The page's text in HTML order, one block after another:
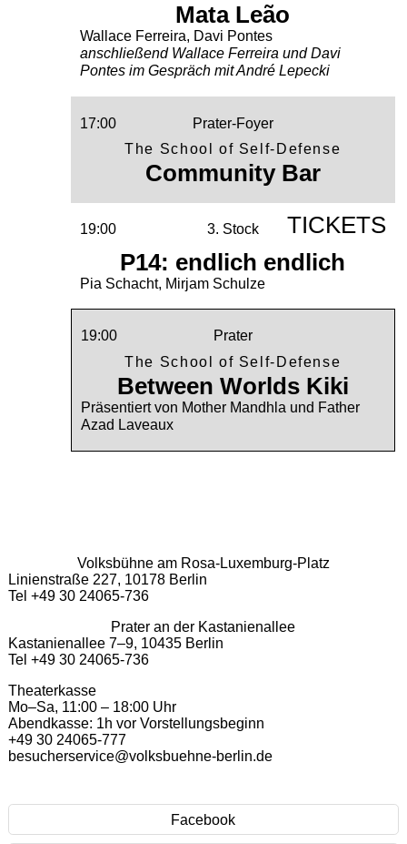
Mata Leão
Wallace Ferreira, Davi Pontes
anschließend Wallace Ferreira und Davi
Pontes im Gespräch mit André Lepecki
17:00
Prater-Foyer
The School of Self-Defense
Community Bar
19:00 3. Stock
P14: endlich endlich
Pia Schacht, Mirjam Schulze
TICKETS
19:00
Prater
The School of Self-Defense
Between Worlds Kiki
Präsentiert von Mother Mandhla und Father
Azad Laveaux
Volksbühne am Rosa-Luxemburg-Platz
Linienstraße 227, 10178 Berlin
Tel +49 30 24065-736
Prater an der Kastanienallee
Kastanienallee 7–9, 10435 Berlin
Tel +49 30 24065-736
Theaterkasse
Mo–Sa, 11:00 – 18:00 Uhr
Abendkasse: 1h vor Vorstellungsbeginn
+49 30 24065-777
besucherservice@volksbuehne-berlin.de
Facebook